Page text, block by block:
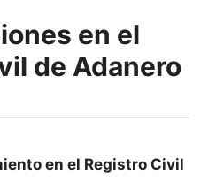
en el
de Adanero
en el Registro Civil